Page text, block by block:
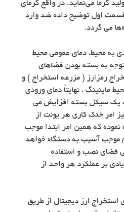
گرما می‌نماید. در واقع گرمای
اول توضیح داده شد وارد
می گردد.
به محیط، دمای عمومی محیط
توجه به بسته بودن فضاهای
رمزارز ( مزرعه استخراج ) و
ماینینگ ، نهایتاً دمای ورودی
یک سیکل بسته افزایش می
امر خنک کاری هر یونت از
نموده که همین امر ابتدا موجب
موجب آسیب به دستگاه خواهد
فضای نصب و استفاده
بر عملکرد هر واحد از
ارز دیجیتال از طریق